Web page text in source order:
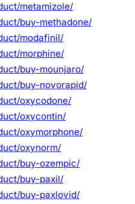
metamizole/
buy-methadone/
modafinil/
morphine/
buy-mounjaro/
buy-novorapid/
oxycodone/
oxycontin/
oxymorphone/
oxynorm/
buy-ozempic/
buy-paxil/
buy-paxlovid/